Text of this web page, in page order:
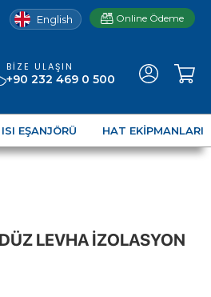
English Online Ödeme
BIZE ULAŞIN
+90 232 469 0 500
ISI EŞANJÖRÜ HAT EKIPMANLARI
LEVHA İZOLASYON